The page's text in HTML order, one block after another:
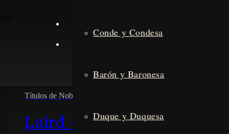
Conde y Condesa
Barón y Baronesa
Duque y Duquesa
Título
Títulos de Nobleza Escoceses
Laird of Glencairn